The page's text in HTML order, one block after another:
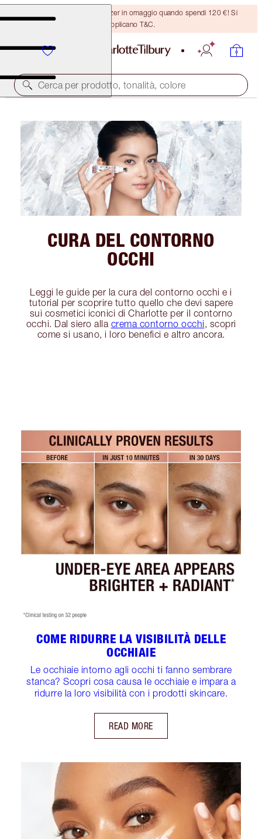
Ricevi un pennello per bronzer in omaggio quando spendi 120 €! Si
applicano T&C.
Cerca per prodotto, tonalità, colore
CURA DEL CONTORNO
OCCHI
Leggi le guide per la cura del contorno occhi e i
tutorial per scoprire tutto quello che devi sapere
sui cosmetici iconici di Charlotte per il contorno
occhi. Dal siero alla crema contorno occhi , scopri
come si usano, i loro benefici e altro ancora.
COME RIDURRE LA VISIBILITÀ DELLE
OCCHIAIE
Le occhiaie intorno agli occhi ti fanno sembrare
stanca? Scopri cosa causa le occhiaie e impara a
ridurre la loro visibilità con i prodotti skincare.
READ MORE